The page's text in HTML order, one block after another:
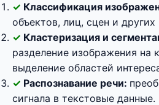
Классификация
объектов, лиц, сцен и
Кластеризация и
разделение изображения на
выделение областей
Распознавание речи:
сигнала в текстовые данные.